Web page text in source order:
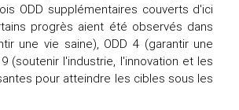
ODD supplémentaires couverts d'ici
progrès aient été observés dans
une vie saine), ODD 4 (garantir une
(soutenir l'industrie, l'innovation et les
pour atteindre les cibles sous les